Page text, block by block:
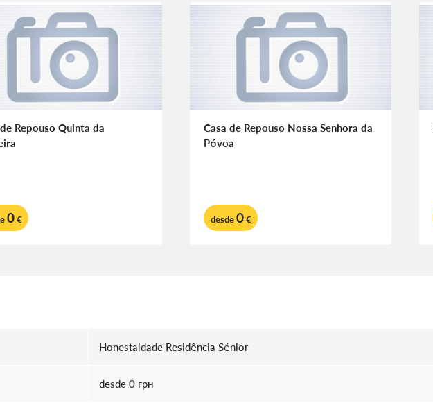
Repouso Quinta da
0€
Casa de Repouso Nossa Senhora da
Póvoa
desde0€
Honestaldade Residência Sénior
desde 0 грн